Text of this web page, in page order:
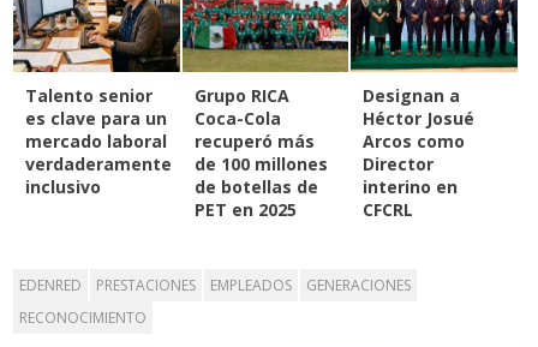
Talento senior
es clave para un
mercado laboral
verdaderamente
inclusivo
Grupo RICA
Coca-Cola
recuperó más
de 100 millones
de botellas de
PET en 2025
Designan a
Héctor Josué
Arcos como
Director
interino en
CFCRL
EDENRED PRESTACIONES EMPLEADOS
GENERACIONES
RECONOCIMIENTO